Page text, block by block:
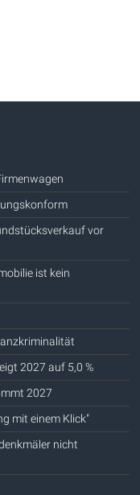
vor
ist kein
2027 auf 5,0 %
2027
mit einem Klick"
nicht